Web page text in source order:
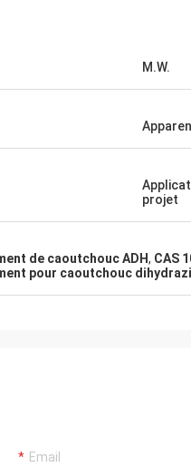
M.W.
projet
de caoutchouc ADH, CAS
pour caoutchouc